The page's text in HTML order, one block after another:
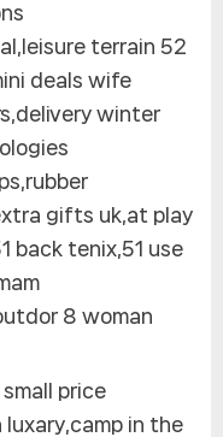
terrain 52
deals wife
winter
gifts uk,at play
back tenix,51 use
8 woman
price
in the